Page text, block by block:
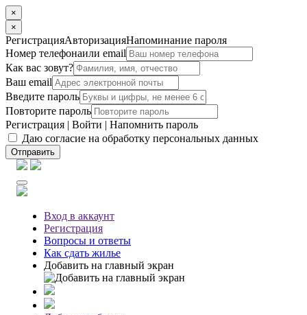
×
×
РегистрацияАвторизацияНапоминание пароля
Номер телефонаили email
Как вас зовут?
Ваш email
Введите пароль
Повторите пароль
Регистрация | Войти | Напомнить пароль
Даю согласие на обработку персональных данных
Отправить
Вход в аккаунт
Регистрация
Вопросы и ответы
Как сдать жилье
Добавить на главный экран